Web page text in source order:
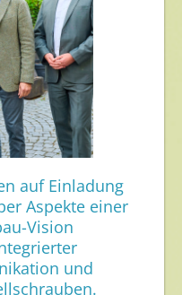
Leergebinden
auf Einladung
Aspekte einer
Vision
und